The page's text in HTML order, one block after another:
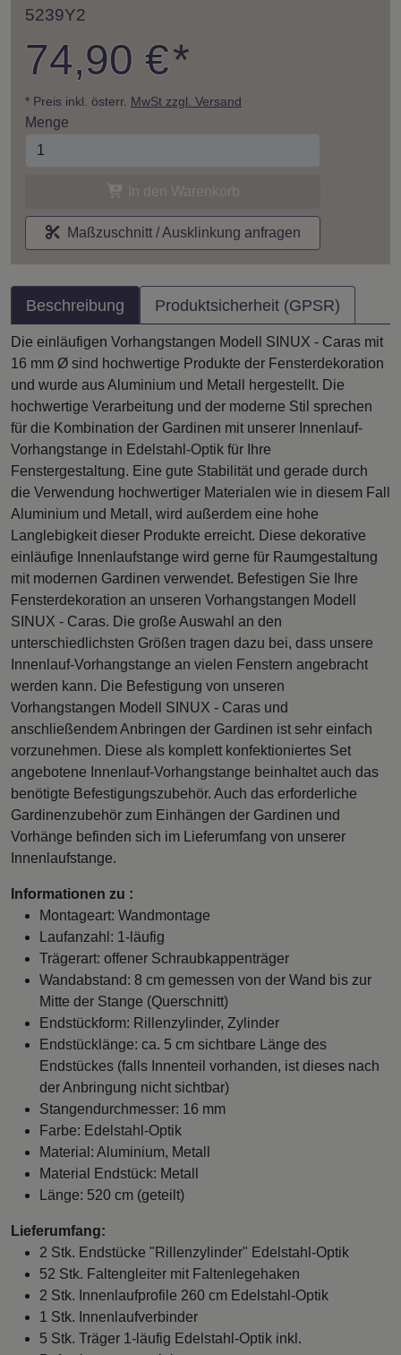
5239Y2
74,90 €*
* Preis inkl. österr. MwSt zzgl. Versand
Menge
Maßzuschnitt / Ausklinkung anfragen
Beschreibung Produktsicherheit (GPSR)
Die einläufigen Vorhangstangen Modell SINUX - Caras mit
16 mm Ø sind hochwertige Produkte der Fensterdekoration
und wurde aus Aluminium und Metall hergestellt. Die
hochwertige Verarbeitung und der moderne Stil sprechen
für die Kombination der Gardinen mit unserer Innenlauf-
Vorhangstange in Edelstahl-Optik für Ihre
Fenstergestaltung. Eine gute Stabilität und gerade durch
die Verwendung hochwertiger Materialen wie in diesem Fall
Aluminium und Metall, wird außerdem eine hohe
Langlebigkeit dieser Produkte erreicht. Diese dekorative
einläufige Innenlaufstange wird gerne für Raumgestaltung
mit modernen Gardinen verwendet. Befestigen Sie Ihre
Fensterdekoration an unseren Vorhangstangen Modell
SINUX - Caras. Die große Auswahl an den
unterschiedlichsten Größen tragen dazu bei, dass unsere
Innenlauf-Vorhangstange an vielen Fenstern angebracht
werden kann. Die Befestigung von unseren
Vorhangstangen Modell SINUX - Caras und
anschließendem Anbringen der Gardinen ist sehr einfach
vorzunehmen. Diese als komplett konfektioniertes Set
angebotene Innenlauf-Vorhangstange beinhaltet auch das
benötigte Befestigungszubehör. Auch das erforderliche
Gardinenzubehör zum Einhängen der Gardinen und
Vorhänge befinden sich im Lieferumfang von unserer
Innenlaufstange.
Informationen zu :
Montageart: Wandmontage
Laufanzahl: 1-läufig
Trägerart: offener Schraubkappenträger
Wandabstand: 8 cm gemessen von der Wand bis zur
Mitte der Stange (Querschnitt)
Endstückform: Rillenzylinder, Zylinder
Endstücklänge: ca. 5 cm sichtbare Länge des
Endstückes (falls Innenteil vorhanden, ist dieses nach
der Anbringung nicht sichtbar)
Stangendurchmesser: 16 mm
Farbe: Edelstahl-Optik
Material: Aluminium, Metall
Material Endstück: Metall
Länge: 520 cm (geteilt)
Lieferumfang:
2 Stk. Endstücke "Rillenzylinder" Edelstahl-Optik
52 Stk. Faltengleiter mit Faltenlegehaken
2 Stk. Innenlaufprofile 260 cm Edelstahl-Optik
1 Stk. Innenlaufverbinder
5 Stk. Träger 1-läufig Edelstahl-Optik inkl.